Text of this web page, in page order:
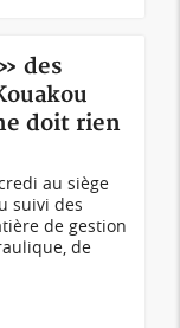
des
doit rien
au siège
suivi des
de gestion
de